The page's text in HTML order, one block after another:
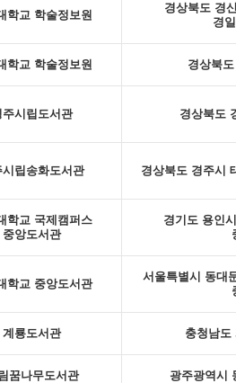
학교 학술정보원
경상북도 경
경
학교 학술정보원 경상북
주시립도서관 경상북도
시립송화도서관 경상북도 경주시
학교 국제캠퍼스
중앙도서관
경기도 용인
학교 중앙도서관
서울특별시 동대
계룡도서관 충청남도
꿈나무도서관 광주광역시